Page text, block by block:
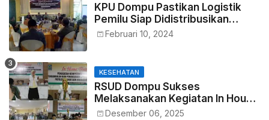
KPU Dompu Pastikan Logistik
Pemilu Siap Didistribusikan
Tepat Waktu
Februari 10, 2024
KESEHATAN
RSUD Dompu Sukses
Melaksanakan Kegiatan In House
Training Petugas
Desember 06, 2025